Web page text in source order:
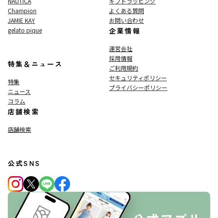
Champion
JAMIE KAY
gelato pique
特集＆ニュース
特集
ニュース
コラム
店舗検索
店舗検索
よくある質問
お問い合わせ
企業情報
運営会社
採用情報
ご利用規約
セキュリティポリシー
プライバシーポリシー
公式SNS